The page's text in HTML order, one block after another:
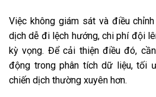
Việc không giám sát và điều
dịch dễ đi lệch hướng, chi phí đội
kỳ vọng. Để cải thiện điều đó,
động trong phân tích dữ liệu, tối
chiến dịch thường xuyên hơn.